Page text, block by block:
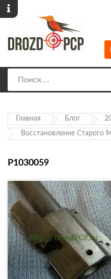
Главная Блог
Восстановление
P1030059